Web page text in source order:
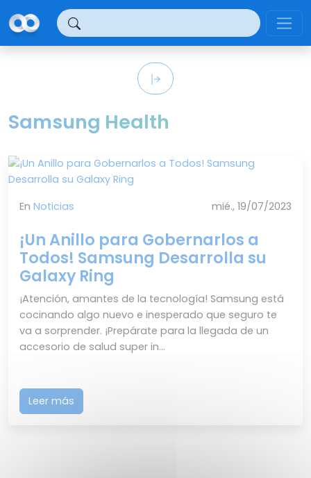
Samsung Health
En Noticias mié., 19/07/2023
¡Un Anillo para Gobernarlos a
Todos! Samsung Desarrolla su
Galaxy Ring
¡Atención, amantes de la tecnología! Samsung está
cocinando algo nuevo e inesperado que seguro te
va a sorprender. ¡Prepárate para la llegada de un
accesorio de salud super in...
Leer más
Panel de gestión de cookies